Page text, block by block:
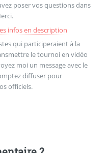
poser vos questions dans
infos en description
qui participeraient à la
le tournoi en vidéo
moi un message avec le
diffuser pour
officiels.